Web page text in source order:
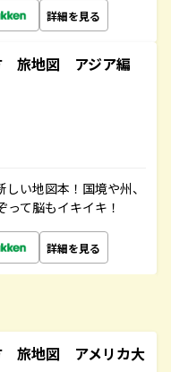
詳細を見る
旅地図 アジア編
い地図本！国境や州、
て脳もイキイキ！
詳細を見る
旅地図 アメリカ大